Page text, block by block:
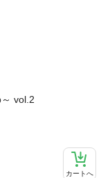
vol.2
カートへ